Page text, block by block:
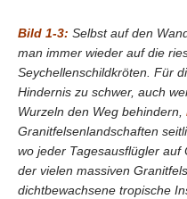
Bild 1-3: Selbst auf den
man immer wieder auf die
Seychellenschildkröten. Für
Hindernis zu schwer, auch
Wurzeln den Weg behindern,
Granitfelsenlandschaften
wo jeder Tagesausflügler auf
der vielen massiven
dichtbewachsene tropische